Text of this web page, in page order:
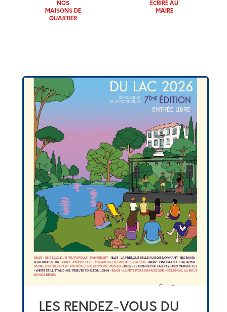
NOS
MAISONS DE
QUARTIER
ÉCRIRE AU
MAIRE
LES RENDEZ-VOUS DU